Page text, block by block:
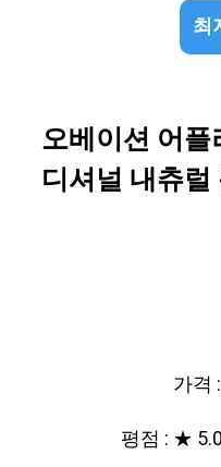
최
오베이션 어플
디셔널 내츄럴
가격 :
평점 : ★